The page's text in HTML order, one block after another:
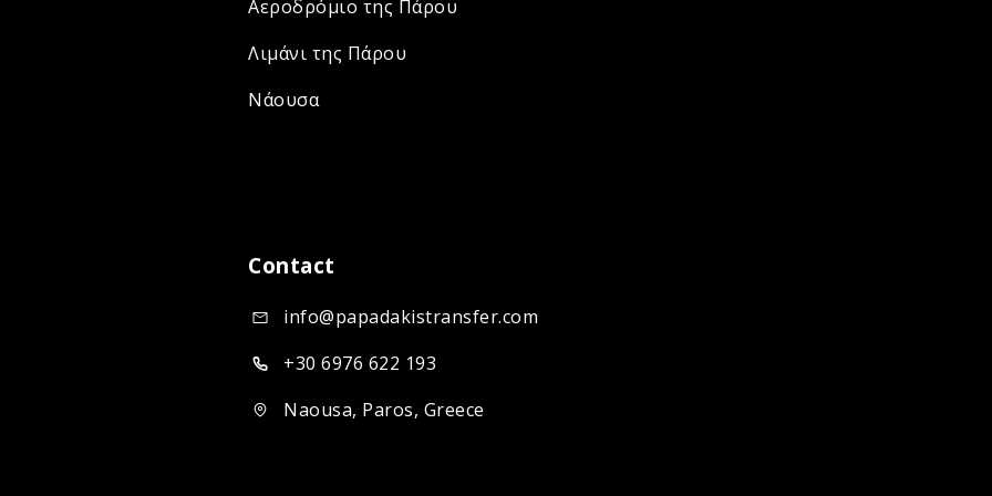
Αεροδρόμιο της Πάρου
Λιμάνι της Πάρου
Νάουσα
Contact
info@papadakistransfer.com
+30 6976 622 193
Naousa, Paros, Greece